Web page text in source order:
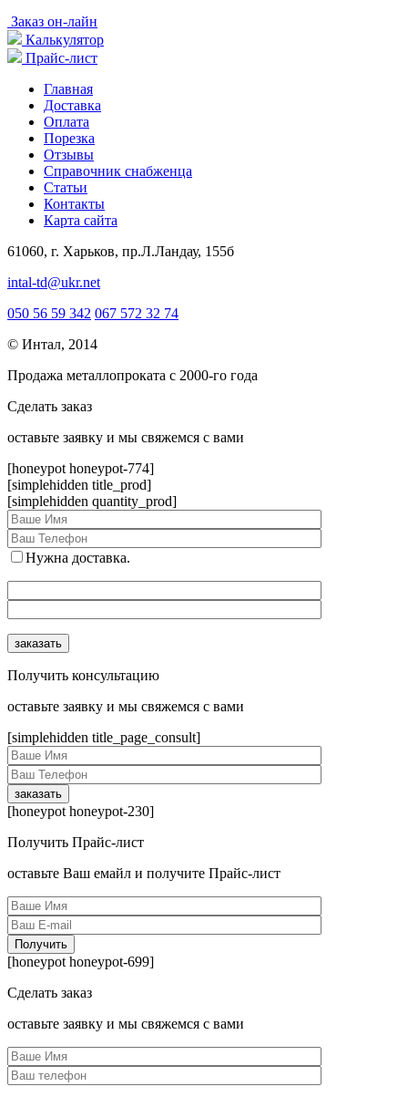
Заказ он-лайн
Калькулятор
Прайс-лист
Главная
Доставка
Оплата
Порезка
Отзывы
Справочник снабженца
Статьи
Контакты
Карта сайта
61060, г. Харьков, пр.Л.Ландау, 155б
intal-td@ukr.net
050 56 59 342 067 572 32 74
© Интал, 2014
Продажа металлопроката с 2000-го года
Сделать заказ
оcтавьте заявку и мы свяжемся с вами
[honeypot honeypot-774]
[simplehidden title_prod]
[simplehidden quantity_prod]
Нужна доставка.
Получить консультацию
оcтавьте заявку и мы свяжемся с вами
[simplehidden title_page_consult]
[honeypot honeypot-230]
Получить Прайс-лист
оcтавьте Ваш емайл и получите Прайс-лист
[honeypot honeypot-699]
Сделать заказ
оcтавьте заявку и мы свяжемся с вами